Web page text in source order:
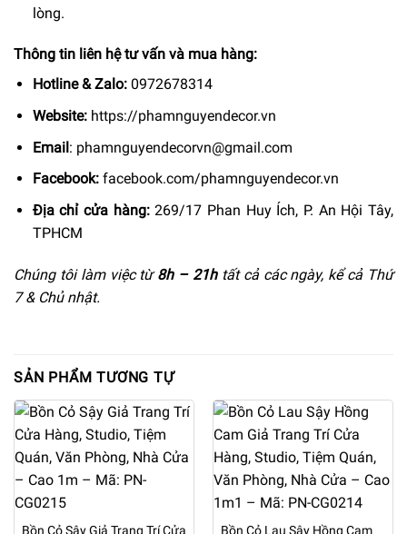
lòng.
Thông tin liên hệ tư vấn và mua hàng:
Hotline & Zalo: 0972678314
Website: https://phamnguyendecor.vn
Email: phamnguyendecorvn@gmail.com
Facebook: facebook.com/phamnguyendecor.vn
Địa chỉ cửa hàng:269/17 Phan Huy Ích, P. An Hội Tây,
TPHCM
Chúng tôi làm việc từ8h – 21h tất cả các ngày, kể cả Thứ
7 & Chủ nhật.
SẢN PHẨM TƯƠNG TỰ
Bồn Cỏ Sậy Giả Trang Trí Cửa Bồn Cỏ Lau Sậy Hồng Cam